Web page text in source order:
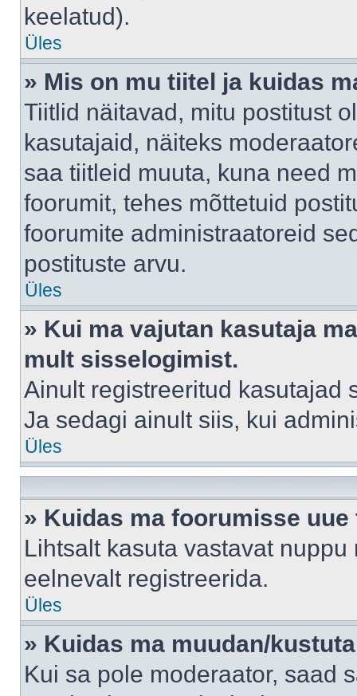
keelatud).
Üles
» Mis on mu tiitel ja kuidas
Tiitlid näitavad, mitu postitust
kasutajaid, näiteks
saa tiitleid muuta, kuna need
foorumit, tehes mõttetuid
foorumite administraatoreid
postituste arvu.
Üles
» Kui ma vajutan kasutaja
mult sisselogimist.
Ainult registreeritud kasutajad
Ja sedagi ainult siis, kui
Üles
» Kuidas ma foorumisse uue
Lihtsalt kasuta vastavat
eelnevalt registreerida.
Üles
» Kuidas ma muudan/
Kui sa pole moderaator, saad